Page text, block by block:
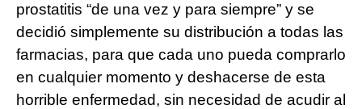
prostatitis “de una vez y para siempre” y se
decidió simplemente su distribución a todas las
farmacias, para que cada uno pueda comprarlo
en cualquier momento y deshacerse de esta
horrible enfermedad, sin necesidad de acudir al